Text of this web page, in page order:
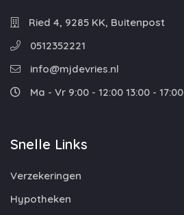
Ried 4, 9285 KK, Buitenpost
0512352221
info@mjdevries.nl
Ma - Vr 9:00 - 12:00 13:00 - 17:00
Snelle Links
Verzekeringen
Hypotheken